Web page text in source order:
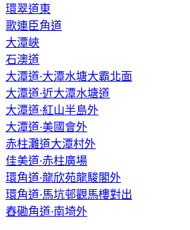
環翠道東
歌連臣角道
大潭峽
石澳道
大潭道·大潭水塘大霸北面
大潭道·近大潭水塘道
大潭道·紅山半島外
大潭道·美國會外
赤柱灘道大潭村外
佳美道·赤柱廣場
環角道·龍欣苑龍駿閣外
環角道·馬坑邨觀馬樓對出
舂磡角道·南埼外